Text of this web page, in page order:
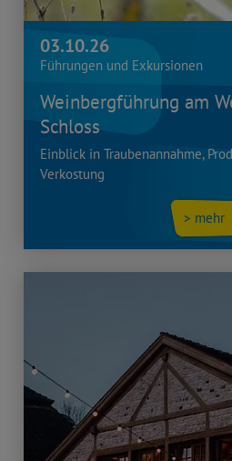
03.10.26
Führungen und Exkursionen
Weinbergführung am
Schloss
Einblick in Traubenannahme,
Verkostung
> mehr